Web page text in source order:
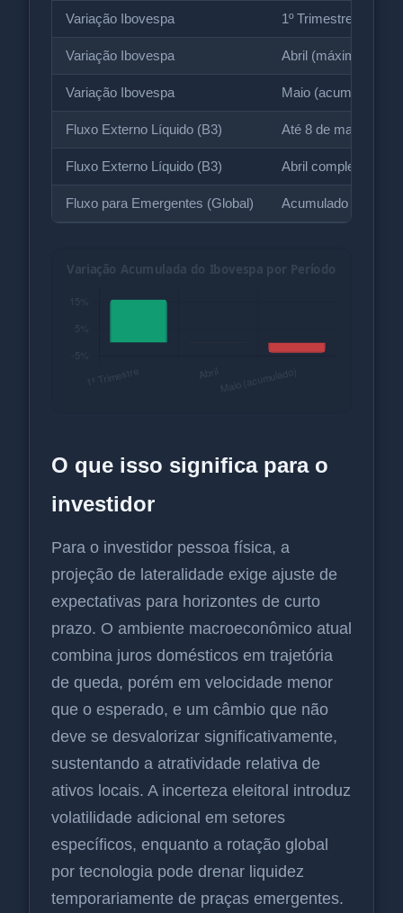
Variação Ibovespa 1º Trimestre
Variação Ibovespa Abril (máxima
Variação Ibovespa Maio (acumulado)
Fluxo Externo Líquido (B3) Até 8 de maio
Fluxo Externo Líquido (B3) Abril completo
Fluxo para Emergentes (Global) Acumulado pré-
O que isso significa para o
investidor
Para o investidor pessoa física, a
projeção de lateralidade exige ajuste de
expectativas para horizontes de curto
prazo. O ambiente macroeconômico atual
combina juros domésticos em trajetória
de queda, porém em velocidade menor
que o esperado, e um câmbio que não
deve se desvalorizar significativamente,
sustentando a atratividade relativa de
ativos locais. A incerteza eleitoral introduz
volatilidade adicional em setores
específicos, enquanto a rotação global
por tecnologia pode drenar liquidez
temporariamente de praças emergentes.